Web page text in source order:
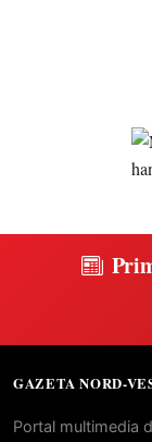
GAZETA NORD-
Portal multimedia